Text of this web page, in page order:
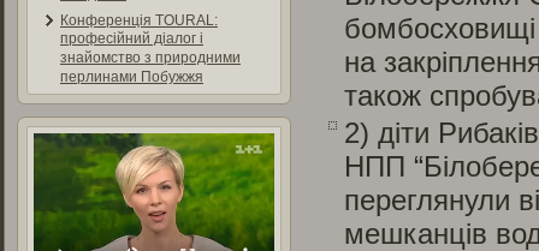
Конференція TOURAL:
професійний діалог і
знайомство з природними
перлинами Побужжя
на
також
2) діти
НПП
переглянули
мешканців